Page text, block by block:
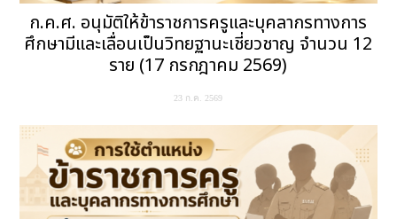
ก.ค.ศ. อนุมัติให้ข้าราชการครูและบุคลากรทางการ
ศึกษามีและเลื่อนเป็นวิทยฐานะเชี่ยวชาญ จำนวน 12
ราย (17 กรกฎาคม 2569)
23 ก.ค. 2569